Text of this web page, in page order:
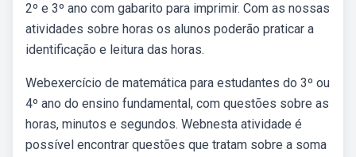
2º e 3º ano com gabarito para imprimir. Com as nossas
atividades sobre horas os alunos poderão praticar a
identificação e leitura das horas.
Webexercício de matemática para estudantes do 3º ou
4º ano do ensino fundamental, com questões sobre as
horas, minutos e segundos. Webnesta atividade é
possível encontrar questões que tratam sobre a soma